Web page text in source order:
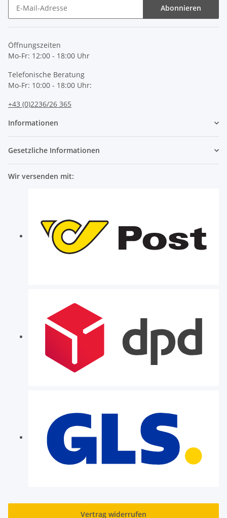
Abonnieren
Öffnungszeiten
Mo-Fr: 12:00 - 18:00 Uhr
Telefonische Beratung
Mo-Fr: 10:00 - 18:00 Uhr:
+43 (0)2236/26 365
Informationen
Gesetzliche Informationen
Wir versenden mit:
Vertrag widerrufen